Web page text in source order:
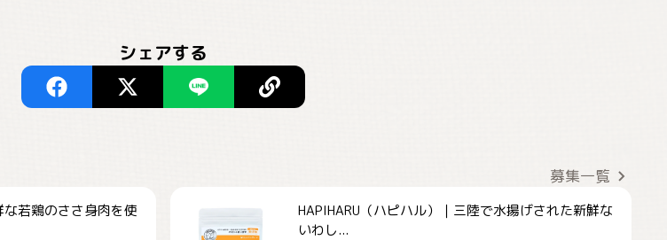
シェアする
募集一覧
な若鶏のささ身肉を使
HAPIHARU（ハピハル）｜三陸で水揚げされた新鮮な
いわし...